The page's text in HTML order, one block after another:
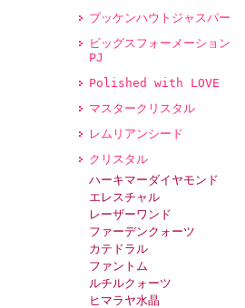
ブッケンハウトジャスパー
ビッグスフォーメーション
PJ
Polished with LOVE
マスタークリスタル
レムリアンシード
クリスタル
ハーキマーダイヤモンド
エレスチャル
レーザーワンド
ファーデンクォーツ
カテドラル
ファントム
ルチルクォーツ
ヒマラヤ水晶